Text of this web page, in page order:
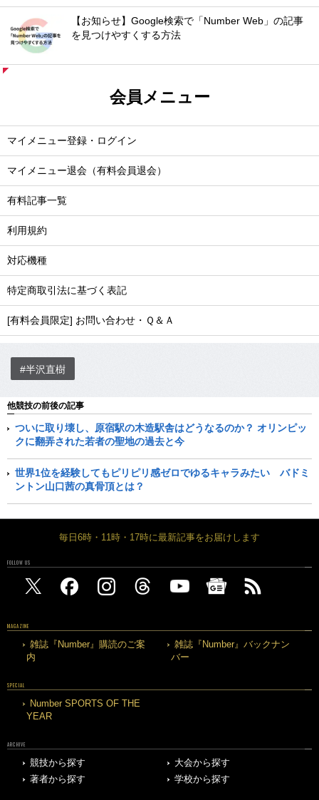
【お知らせ】Google検索で「Number Web」の記事
を見つけやすくする方法
会員メニュー
マイメニュー登録・ログイン
マイメニュー退会（有料会員退会）
有料記事一覧
利用規約
対応機種
特定商取引法に基づく表記
[有料会員限定] お問い合わせ・Ｑ＆Ａ
#半沢直樹
他競技の前後の記事
ついに取り壊し、原宿駅の木造駅舎はどうなるのか？ オリンピッ
クに翻弄された若者の聖地の過去と今
世界1位を経験してもピリピリ感ゼロでゆるキャラみたい バドミ
ントン山口茜の真骨頂とは？
毎日6時・11時・17時に最新記事をお届けします
FOLLOW US
MAGAZINE
雑誌『Number』購読のご案
内
雑誌『Number』バックナン
バー
SPECIAL
Number SPORTS OF THE
YEAR
ARCHIVE
競技から探す
大会から探す
著者から探す
学校から探す